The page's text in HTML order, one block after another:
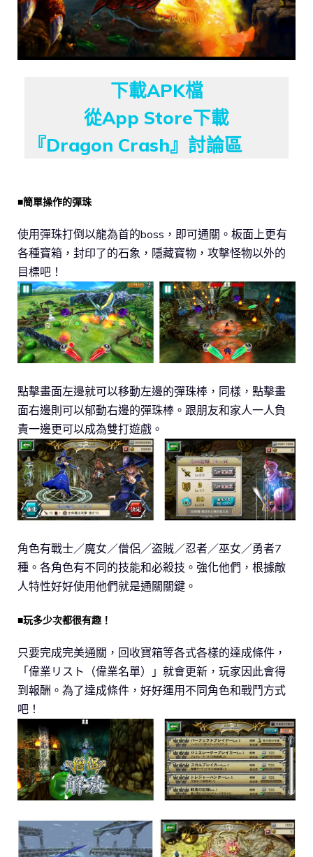
下載APK檔
從App Store下載
『Dragon Crash』討論區
■簡單操作的彈珠
使用彈珠打倒以龍為首的boss，即可通關。板面上更有
各種寶箱，封印了的石象，隱藏寶物，攻擊怪物以外的
目標吧！
點擊畫面左邊就可以移動左邊的彈珠棒，同樣，點擊畫
面右邊則可以郁動右邊的彈珠棒。跟朋友和家人一人負
責一邊更可以成為雙打遊戲。
角色有戰士／魔女／僧侶／盗賊／忍者／巫女／勇者7
種。各角色有不同的技能和必殺技。強化他們，根據敵
人特性好好使用他們就是通關關鍵。
■玩多少次都很有趣！
只要完成完美通關，回收寶箱等各式各樣的達成條件，
「偉業リスト（偉業名單）」就會更新，玩家因此會得
到報酬。為了達成條件，好好運用不同角色和戰鬥方式
吧！